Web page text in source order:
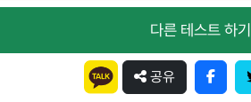
다른 테스트 하기
공유